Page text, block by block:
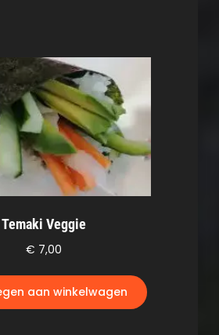
Temaki Veggie
€ 7,00
aan winkelwagen